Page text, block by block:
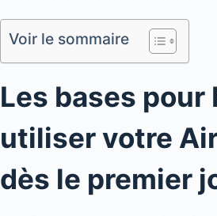
Voir le sommaire
Les bases pour
utiliser votre
dès le premier